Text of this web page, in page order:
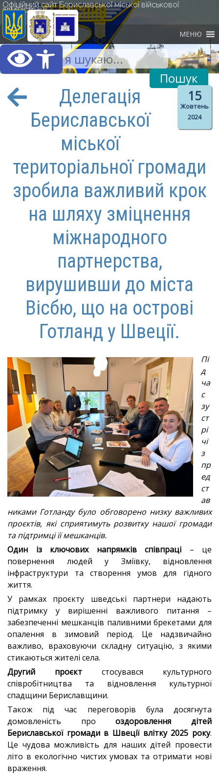
Відкрити Панель
Офіційний сайт Бериславської міської військової
адміністрації
МЕНЮ
15
Жовтень
2024
Делегація
Бериславської
міської
територіальної громади
зробила важливий крок
на шляху зміцнення
міжнародного
партнерства,
вирушивши до міста
Вісбю, що на острові
Готланд у Швеції.
Пі
д
ча
с
зу
ст
рі
чі
з
пр
ед
ст
ав
никами Готланду було обговорено низку важливих
проєктів, які сприятимуть розвитку нашої громади
та підтримці її мешканців.
Один із ключових напрямків співпраці – це
повернення людей у Зміївку, відновлення
інфраструктури та створення умов для гідного
життя.
У рамках проєкту шведські партнери надають
підтримку у вирішенні важливого питання –
забезпеченні мешканців паливними брекетами для
опалення в зимовий період. Це надзвичайно
важливо, враховуючи складну ситуацію, з якими
стикаються жителі села.
Другий проєкт стосувався культурного
співробітництва та відновлення культурної
спадщини Бериславщини.
Також під час переговорів була досягнута
домовленість прооздоровлення дітей
Бериславської громади в Швеції влітку 2025 року.
Це чудова можливість для наших дітей провести
літо в екологічно чистих умовах та отримати нові
враження.